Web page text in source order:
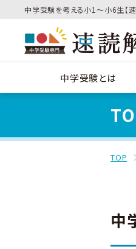
中学受験を考える小1～小6生【
中学受験とは
TOP
中